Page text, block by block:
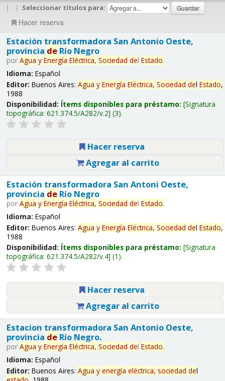
| | Seleccionar títulos para:
Hacer reserva
Estación transformadora San Antonio Oeste,
provincia deRío Negro
por Agua y Energía Eléctrica, Sociedad del Estado.
Idioma: Español
Editor: Buenos Aires: Agua y Energía Eléctrica, Sociedad del Estado,
1988
Disponibilidad: Ítems disponibles para préstamo: Signatura
topográfica: 621.374.5/A282/v.2 (3).
Hacer reserva
Agregar al carrito
Estación transformadora San Antoni Oeste,
provincia deRío Negro
por Agua y Energía Eléctrica, Sociedad del Estado.
Idioma: Español
Editor: Buenos Aires: Agua y Energía Eléctrica, Sociedad del Estado,
1988
Disponibilidad: Ítems disponibles para préstamo: Signatura
topográfica: 621.374.5/A282/v.4 (1).
Hacer reserva
Agregar al carrito
Estacion transformadora San Antonio Oeste,
provincia deRío Negro.
por Agua y Energía Eléctrica, Sociedad del Estado.
Idioma: Español
Editor: Buenos Aires: Agua y energía eléctrica, sociedad del